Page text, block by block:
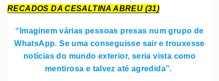
RECADOS DA CESALTINA ABREU (31)
“Imaginem várias pessoas presas num grupo de
WhatsApp. Se uma conseguisse sair e trouxesse
notícias do mundo exterior, seria vista como
mentirosa e talvez até agredida”.